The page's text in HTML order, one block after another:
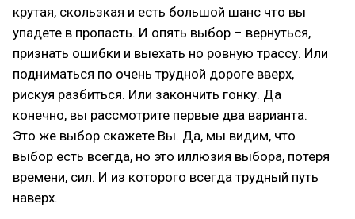
крутая, скользкая и есть большой шанс что вы
упадете в пропасть. И опять выбор – вернуться,
признать ошибки и выехать но ровную трассу. Или
подниматься по очень трудной дороге вверх,
рискуя разбиться. Или закончить гонку. Да
конечно, вы рассмотрите первые два варианта.
Это же выбор скажете Вы. Да, мы видим, что
выбор есть всегда, но это иллюзия выбора, потеря
времени, сил. И из которого всегда трудный путь
наверх.